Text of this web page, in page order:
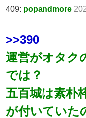
409: popandmore
>>390
運営がオタク
では？
五百城は素朴
が付いていた